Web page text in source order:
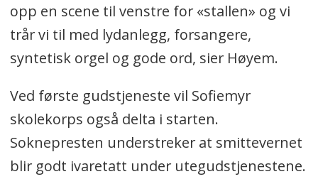
opp en scene til venstre for «stallen» og vi
trår vi til med lydanlegg, forsangere,
syntetisk orgel og gode ord, sier Høyem.
Ved første gudstjeneste vil Sofiemyr
skolekorps også delta i starten.
Soknepresten understreker at smittevernet
blir godt ivaretatt under utegudstjenestene.